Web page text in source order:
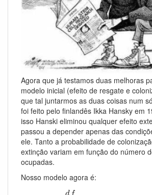
Agora que já testamos duas melhoras
modelo inicial (efeito de resgate e
que tal juntarmos as duas coisas num
foi feito pelo finlandês Ikka Hansky em
isso Hanski eliminou qualquer efeito
passou a depender apenas das
ele. Tanto a probabilidade de
extinção variam em função do número
ocupadas.
Nosso modelo agora é: